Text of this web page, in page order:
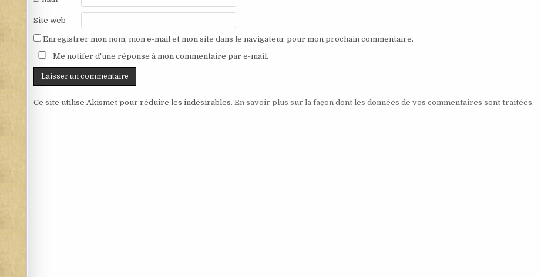
Site web
Enregistrer mon nom, mon e-mail et mon site dans le navigateur pour mon prochain commentaire.
Me notifer d'une réponse à mon commentaire par e-mail.
Ce site utilise Akismet pour réduire les indésirables. En savoir plus sur la façon dont les données de vos commentaires sont traitées.